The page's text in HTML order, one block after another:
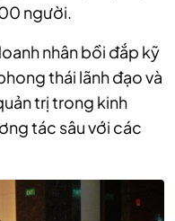
người.
nhân bồi đắp kỹ
thái lãnh đạo và
trị trong kinh
tác sâu với các